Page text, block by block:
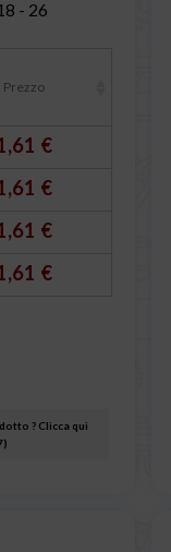
- 26
Prezzo
€
€
€
€
? Clicca qui